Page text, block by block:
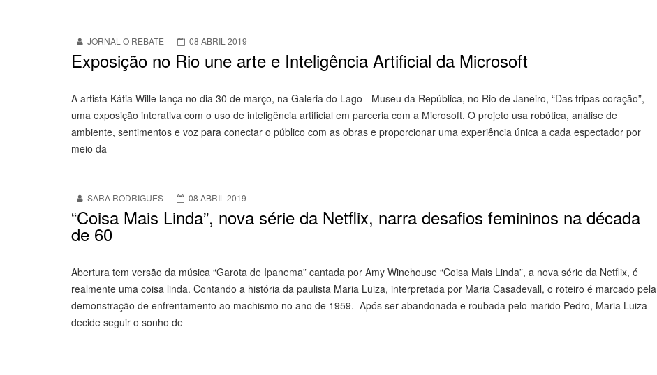
JORNAL O REBATE 08 ABRIL 2019
Exposição no Rio une arte e Inteligência Artificial da Microsoft
A artista Kátia Wille lança no dia 30 de março, na Galeria do Lago - Museu da República, no Rio de Janeiro, “Das tripas coração”,
uma exposição interativa com o uso de inteligência artificial em parceria com a Microsoft. O projeto usa robótica, análise de
ambiente, sentimentos e voz para conectar o público com as obras e proporcionar uma experiência única a cada espectador por
meio da
SARA RODRIGUES 08 ABRIL 2019
“Coisa Mais Linda”, nova série da Netflix, narra desafios femininos na década
de 60
Abertura tem versão da música “Garota de Ipanema” cantada por Amy Winehouse “Coisa Mais Linda”, a nova série da Netflix, é
realmente uma coisa linda. Contando a história da paulista Maria Luiza, interpretada por Maria Casadevall, o roteiro é marcado pela
demonstração de enfrentamento ao machismo no ano de 1959. Após ser abandonada e roubada pelo marido Pedro, Maria Luiza
decide seguir o sonho de